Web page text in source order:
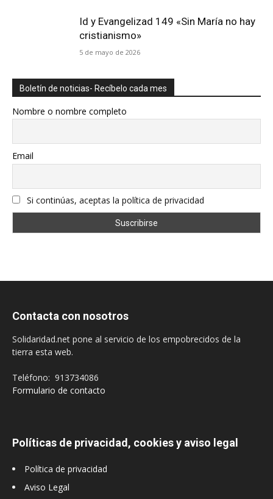
Id y Evangelizad 149 «Sin María no hay
cristianismo»
5 de mayo de 2026
Boletín de noticias- Recíbelo cada mes
Nombre o nombre completo
Email
Si continúas, aceptas la política de privacidad
Contacta con nosotros
Solidaridad.net pone al servicio de los empobrecidos de la
tierra esta web.
Teléfono: 913734086
Formulario de contacto
Políticas de privacidad, cookies y aviso legal
Política de privacidad
Aviso Legal